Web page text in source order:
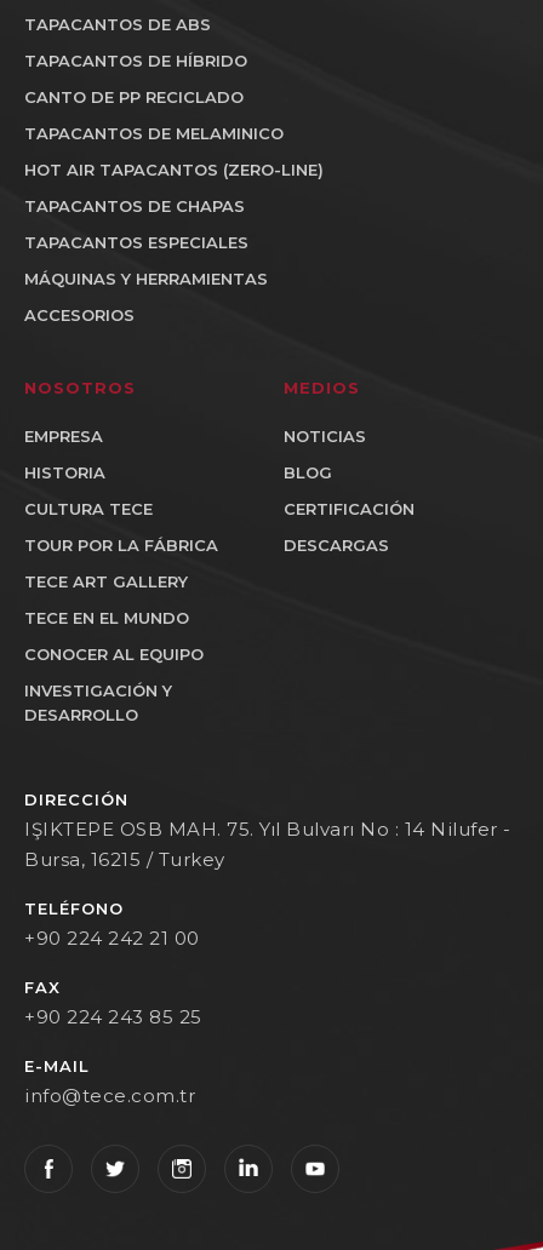
TAPACANTOS DE ABS
TAPACANTOS DE HÍBRIDO
CANTO DE PP RECICLADO
TAPACANTOS DE MELAMINICO
HOT AIR TAPACANTOS (ZERO-LINE)
TAPACANTOS DE CHAPAS
TAPACANTOS ESPECIALES
MÁQUINAS Y HERRAMIENTAS
ACCESORIOS
NOSOTROS
EMPRESA
HISTORIA
CULTURA TECE
TOUR POR LA FÁBRICA
TECE ART GALLERY
TECE EN EL MUNDO
CONOCER AL EQUIPO
INVESTIGACIÓN Y
DESARROLLO
MEDIOS
NOTICIAS
BLOG
CERTIFICACIÓN
DESCARGAS
DIRECCIÓN
IŞIKTEPE OSB MAH. 75. Yıl Bulvarı No : 14 Nilufer -
Bursa, 16215 / Turkey
TELÉFONO
+90 224 242 21 00
FAX
+90 224 243 85 25
E-MAIL
info@tece.com.tr